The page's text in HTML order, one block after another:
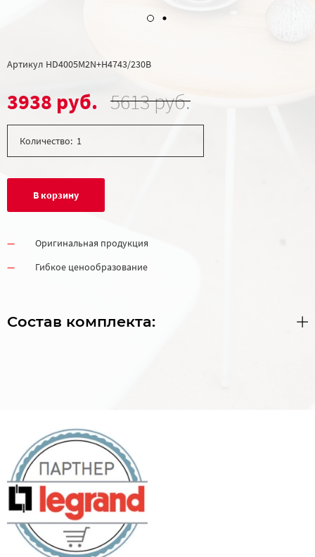
Артикул HD4005M2N+H4743/230B
3938 руб. 5613 руб.
Количество:
В корзину
Оригинальная продукция
Гибкое ценообразование
Состав комплекта: